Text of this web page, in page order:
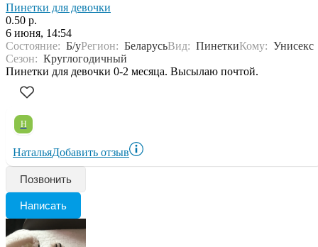
Пинетки для девочки
0.50 р.
6 июня, 14:54
Состояние: Б/уРегион: БеларусьВид: ПинеткиКому: Унисекс
Сезон: Круглогодичный
Пинетки для девочки 0-2 месяца. Высылаю почтой.
Н
НатальяДобавить отзыв
Позвонить
Написать